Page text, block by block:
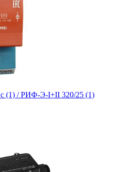
(1) / РИФ-Э-I+II 320/25 (1)